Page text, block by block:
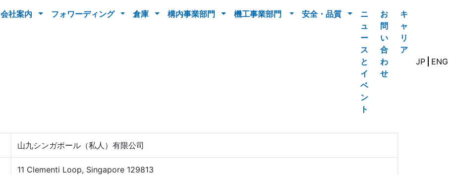
会社案内 フォワーディング 倉庫 構内事業部門 機工事業部門 安全・品質
ニ
ュ
ー
ス
と
イ
ベ
ン
ト
お
問
い
合
わ
せ
キ
ャ
リ
ア
JP
ENG
山九シンガポール（私人）有限公司
11 Clementi Loop, Singapore 129813